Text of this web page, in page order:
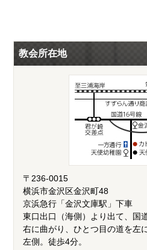
教会所在地
〒236-0015
横浜市金沢区金沢町48
京浜急行「金沢文庫駅」下車
東口出口（海側）より出て、国
右に曲がり、ひとつ目の道を左
左側。徒歩4分。